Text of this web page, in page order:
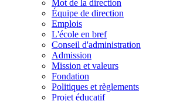
Mot de la direction
Équipe de direction
Emplois
L'école en bref
Conseil d'administration
Admission
Mission et valeurs
Fondation
Politiques et règlements
Projet éducatif